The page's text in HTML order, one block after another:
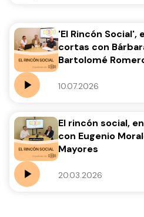
'El Rincón Social',
cortas con
Bartolomé
10.07.2026
El rincón social,
con Eugenio
Mayores
20.03.2026